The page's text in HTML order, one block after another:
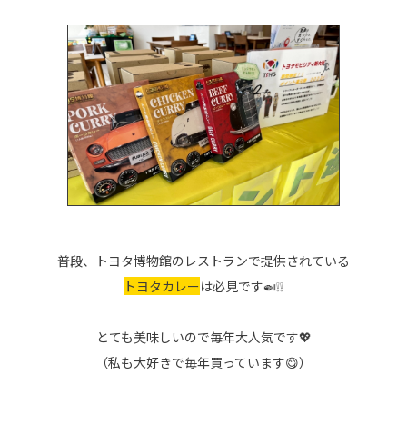
普段、トヨタ博物館のレストランで提供されている
トヨタカレーは必見です🍛❕❕
とても美味しいので毎年大人気です💖
（私も大好きで毎年買っています😋）